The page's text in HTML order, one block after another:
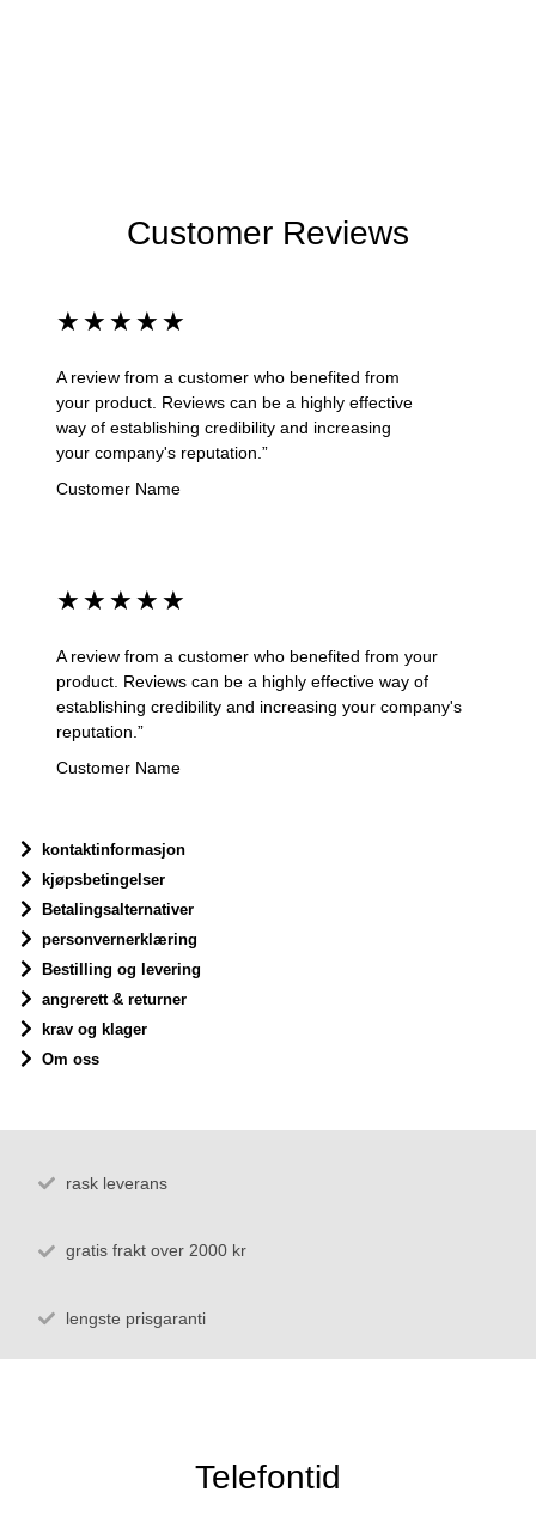
Customer Reviews
★ ★ ★ ★ ★
A review from a customer who benefited from
your product. Reviews can be a highly effective
way of establishing credibility and increasing
your company's reputation.”
Customer Name
★ ★ ★ ★ ★
A review from a customer who benefited from your
product. Reviews can be a highly effective way of
establishing credibility and increasing your company's
reputation.”
Customer Name
kontaktinformasjon
kjøpsbetingelser
Betalingsalternativer
personvernerklæring
Bestilling og levering
angrerett & returner
krav og klager
Om oss
rask leverans
gratis frakt over 2000 kr
lengste prisgaranti
Telefontid